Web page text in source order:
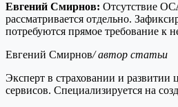
Евгений Смирнов: Отсутствие
рассматривается отдельно.
потребуются прямое требование к
Евгений Смирнов/ автор статьи
Эксперт в страховании и развитии
сервисов. Специализируется на